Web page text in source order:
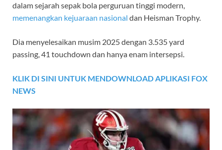
dalam sejarah sepak bola perguruan tinggi modern,
memenangkan kejuaraan nasional dan Heisman Trophy.
Dia menyelesaikan musim 2025 dengan 3.535 yard
passing, 41 touchdown dan hanya enam intersepsi.
KLIK DI SINI UNTUK MENDOWNLOAD APLIKASI FOX
NEWS